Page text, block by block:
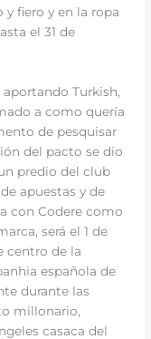
fiero y en la ropa
el 31 de
Turkish,
a como quería
de pesquisar
del pacto se dio
predio del club
apuestas y de
con Codere como
será el 1 de
centro de la
española de
durante las
millonario,
casaca del